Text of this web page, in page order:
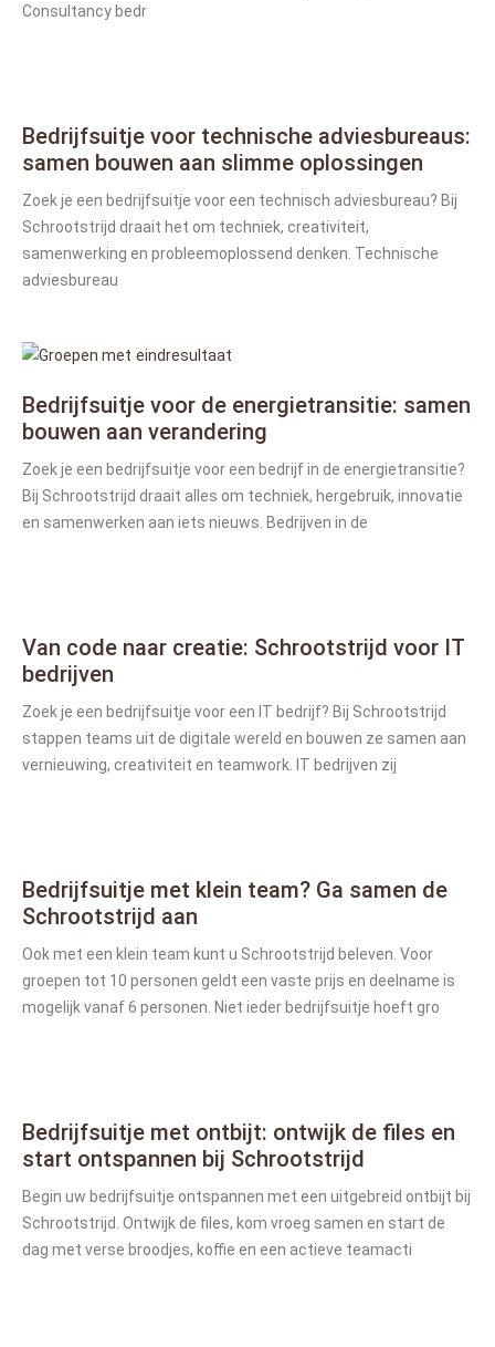
Consultancy bedr
Bedrijfsuitje voor technische adviesbureaus:
samen bouwen aan slimme oplossingen
Zoek je een bedrijfsuitje voor een technisch adviesbureau? Bij
Schrootstrijd draait het om techniek, creativiteit,
samenwerking en probleemoplossend denken. Technische
adviesbureau
Bedrijfsuitje voor de energietransitie: samen
bouwen aan verandering
Zoek je een bedrijfsuitje voor een bedrijf in de energietransitie?
Bij Schrootstrijd draait alles om techniek, hergebruik, innovatie
en samenwerken aan iets nieuws. Bedrijven in de
Van code naar creatie: Schrootstrijd voor IT
bedrijven
Zoek je een bedrijfsuitje voor een IT bedrijf? Bij Schrootstrijd
stappen teams uit de digitale wereld en bouwen ze samen aan
vernieuwing, creativiteit en teamwork. IT bedrijven zij
Bedrijfsuitje met klein team? Ga samen de
Schrootstrijd aan
Ook met een klein team kunt u Schrootstrijd beleven. Voor
groepen tot 10 personen geldt een vaste prijs en deelname is
mogelijk vanaf 6 personen. Niet ieder bedrijfsuitje hoeft gro
Bedrijfsuitje met ontbijt: ontwijk de files en
start ontspannen bij Schrootstrijd
Begin uw bedrijfsuitje ontspannen met een uitgebreid ontbijt bij
Schrootstrijd. Ontwijk de files, kom vroeg samen en start de
dag met verse broodjes, koffie en een actieve teamacti